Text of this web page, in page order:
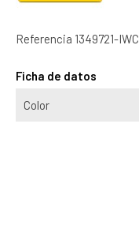
Referencia 1349721-IWC
Ficha de datos
Color